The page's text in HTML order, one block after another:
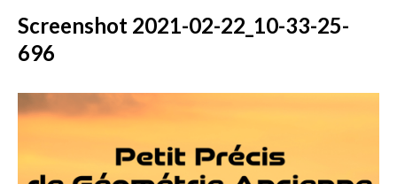
Screenshot 2021-02-22_10-33-25-
696